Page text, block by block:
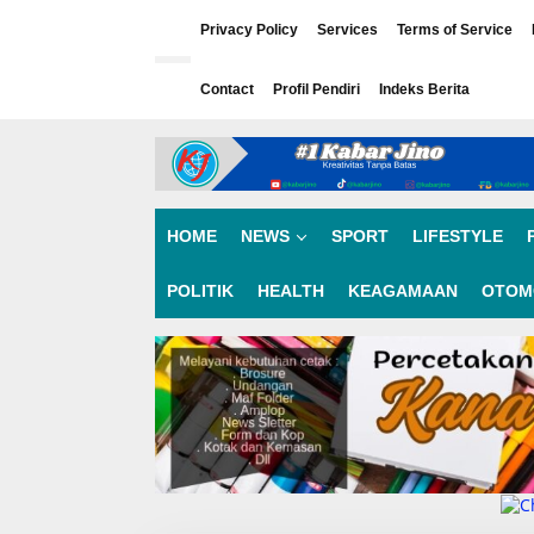
Privacy Policy Services Terms of Service
Contact Profil Pendiri Indeks Berita
HOME NEWS SPORT LIFESTYLE
POLITIK HEALTH KEAGAMAAN